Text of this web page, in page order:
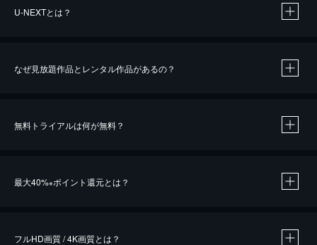
U-NEXTとは？
なぜ見放題作品とレンタル作品があるの？
無料トライアルは何が無料？
最大40%※ポイント還元とは？
フルHD画質 / 4K画質とは？